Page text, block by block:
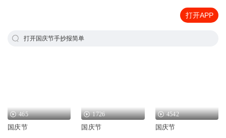
打开APP
打开国庆节手抄报简单
465
国庆节
1726
国庆节
4542
国庆节